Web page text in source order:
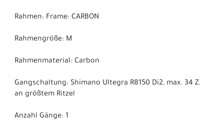
Rahmen: Frame: CARBON
Rahmengröße: M
Rahmenmaterial: Carbon
Gangschaltung: Shimano Ultegra R8150 Di2, max. 34 Z.
an größtem Ritzel
Anzahl Gänge: 1